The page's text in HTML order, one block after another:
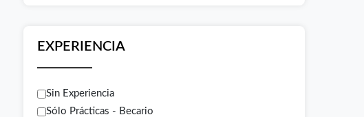
EXPERIENCIA
Sin Experiencia
Sólo Prácticas - Becario